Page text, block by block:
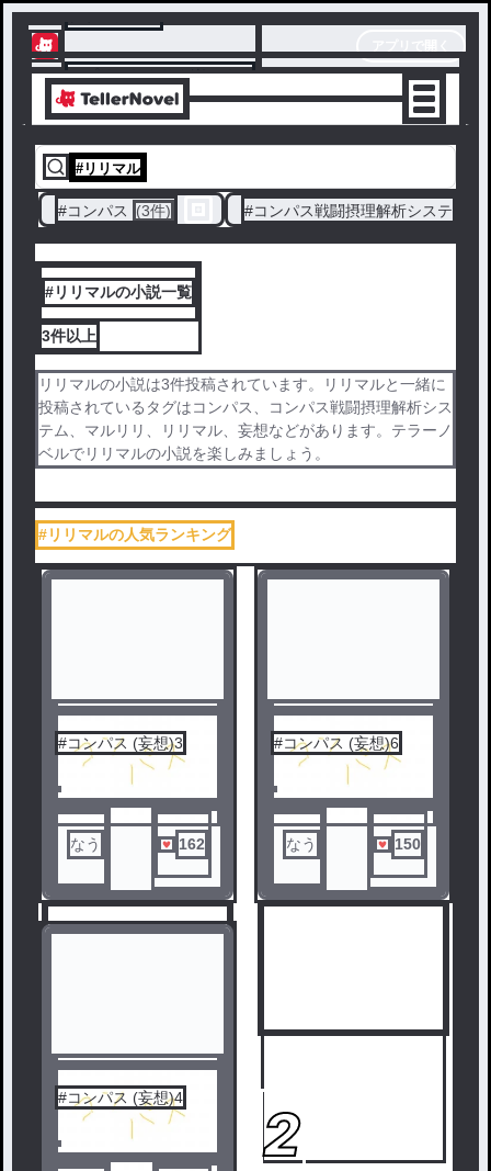
テラーノベル
アプリでサクサク楽しめる
# リリマル
#コンパス (3件) #コンパス戦闘摂理解析システム
#リリマルの小説一覧
3件以上
リリマルの小説は3件投稿されています。リリマルと一緒に
投稿されているタグはコンパス、コンパス戦闘摂理解析シス
テム、マルリリ、リリマル、妄想などがあります。テラーノ
ベルでリリマルの小説を楽しみましょう。
#リリマルの人気ランキング
#コンパス (妄想)3
なう 162
1
#コンパス (妄想)6
なう 150
2
#コンパス (妄想)4